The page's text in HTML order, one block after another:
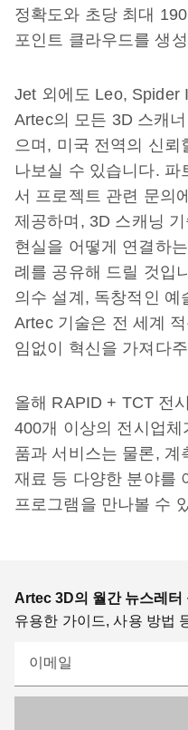
정확도와 초당 최대
포인트 클라우드를 생
Jet 외에도 Leo, Spider
Artec의 모든 3D 스캐
으며, 미국 전역의 신뢰
나보실 수 있습니다. 파
서 프로젝트 관련 문의
제공하며, 3D 스캐닝
현실을 어떻게 연결하
례를 공유해 드릴 것입
의수 설계, 독창적인 예
Artec 기술은 전 세계
임없이 혁신을 가져다
올해 RAPID + TCT 전
400개 이상의 전시업체
품과 서비스는 물론, 계
재료 등 다양한 분야를
프로그램을 만나볼 수
Artec 3D의 월간 뉴스레터
유용한 가이드, 사용 방법
이메일